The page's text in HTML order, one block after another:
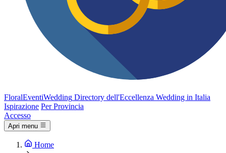
FloralEventiWedding Directory dell'Eccellenza Wedding in Italia
Ispirazione Per Provincia
Accesso
Apri menu
Home